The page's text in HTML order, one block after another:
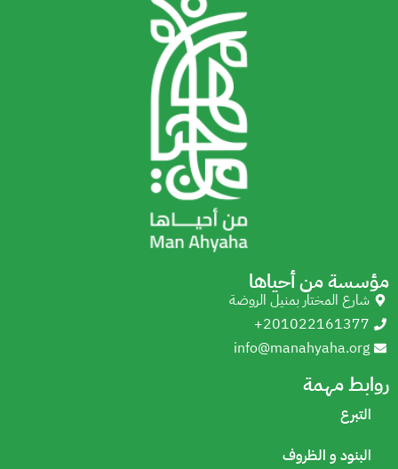
مؤسسة من أحياها
شارع المختار بمنيل الروضة
+201022161377
info@manahyaha.org
روابط مهمة
التبرع
البنود و الظروف